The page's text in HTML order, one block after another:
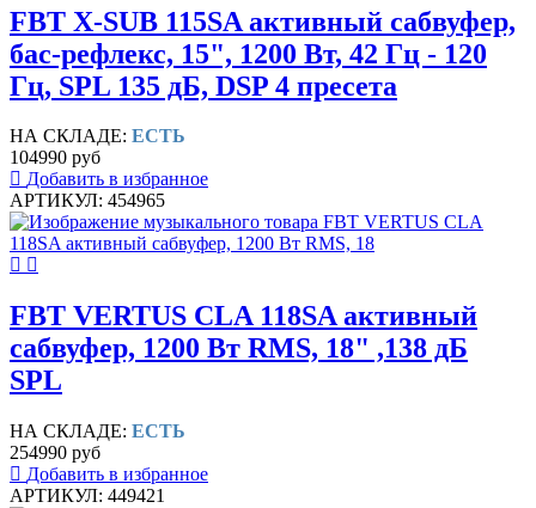
FBT X-SUB 115SA активный сабвуфер,
бас-рефлекс, 15", 1200 Вт, 42 Гц - 120
Гц, SPL 135 дБ, DSP 4 пресета
НА СКЛАДЕ: ЕСТЬ
104990 руб
Добавить в избранное
АРТИКУЛ: 454965
FBT VERTUS CLA 118SA активный
сабвуфер, 1200 Вт RMS, 18" ,138 дБ
SPL
НА СКЛАДЕ: ЕСТЬ
254990 руб
Добавить в избранное
АРТИКУЛ: 449421